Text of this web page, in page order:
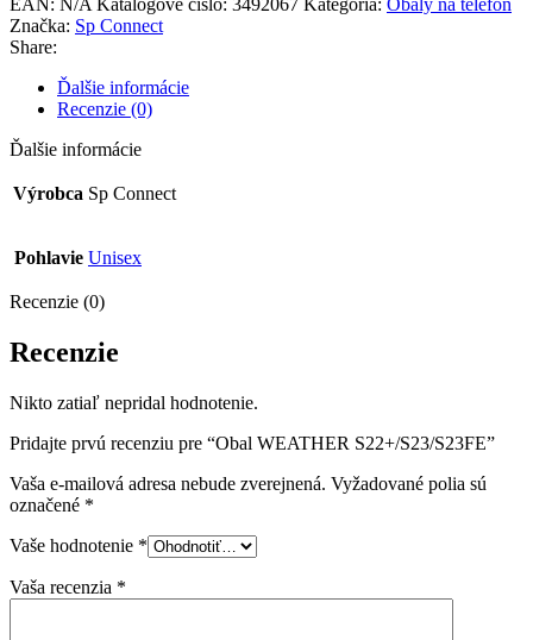
EAN: N/A Katalógové číslo: 3492067 Kategória: Obaly na telefón
Značka: Sp Connect
Share:
Ďalšie informácie
Recenzie (0)
Ďalšie informácie
Výrobca Sp Connect
Pohlavie Unisex
Recenzie (0)
Recenzie
Nikto zatiaľ nepridal hodnotenie.
Pridajte prvú recenziu pre “Obal WEATHER S22+/S23/S23FE”
Vaša e-mailová adresa nebude zverejnená. Vyžadované polia sú
označené *
Vaše hodnotenie *
Vaša recenzia *